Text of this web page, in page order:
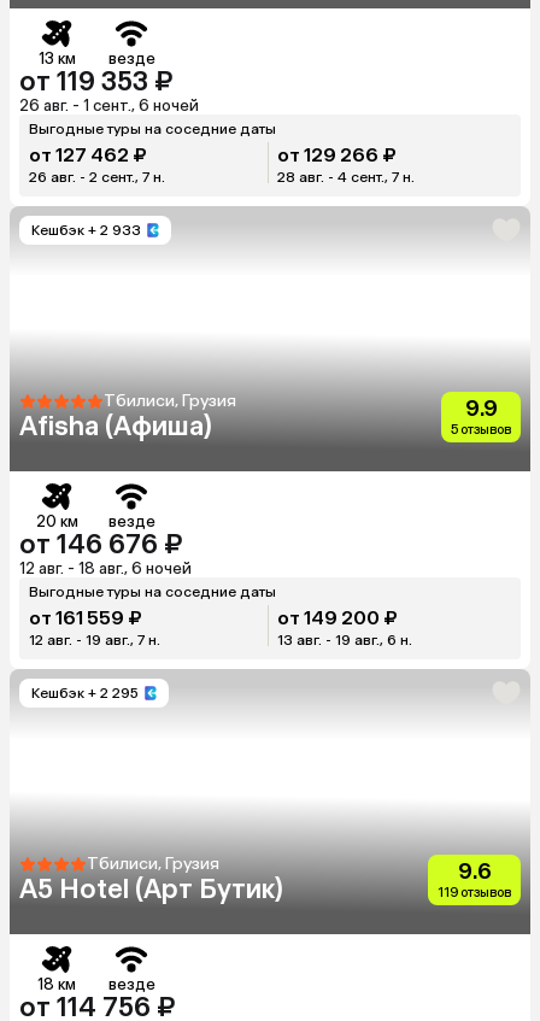
13 км везде
от 119 353 ₽
26 авг. - 1 сент., 6 ночей
Выгодные туры на соседние даты
от 127 462 ₽
26 авг. - 2 сент., 7 н.
от 129 266 ₽
28 авг. - 4 сент., 7 н.
Кешбэк + 2 933
Тбилиси, Грузия
Afisha (Афиша)
9.9
5 отзывов
20 км везде
от 146 676 ₽
12 авг. - 18 авг., 6 ночей
Выгодные туры на соседние даты
от 161 559 ₽
12 авг. - 19 авг., 7 н.
от 149 200 ₽
13 авг. - 19 авг., 6 н.
Кешбэк + 2 295
Тбилиси, Грузия
A5 Hotel (Арт Бутик)
9.6
119 отзывов
18 км везде
от 114 756 ₽